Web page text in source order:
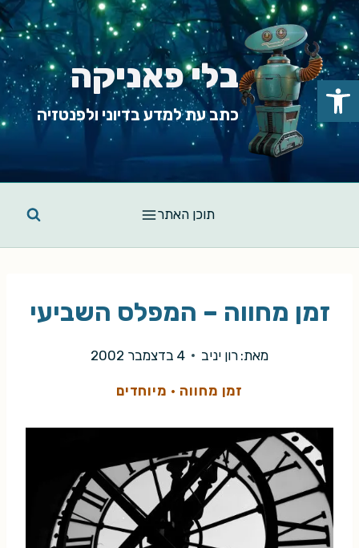
Skip
to
content
בלי פאניקה
כתב עת למדע בדיוני ולפנטזיה
תוכן האתר
זמן מחווה – המפלס השביעי
מאת: רון יניב 4 בדצמבר 2002
זמן מחווה · מיוחדים
פתח סרגל נגישות